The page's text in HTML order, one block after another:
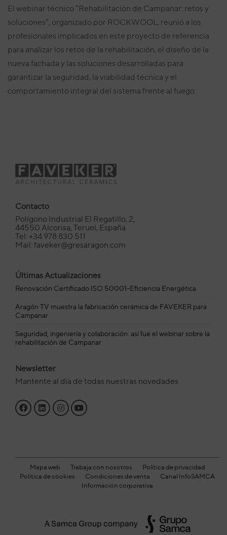
El webinar técnico “Rehabilitación de Campanar: retos y
soluciones”, organizado por ROCKWOOL, reunió a los
profesionales implicados en este proyecto de referencia
para analizar los retos de la rehabilitación, el diseño de la
nueva fachada y las soluciones desarrolladas para
garantizar la seguridad, la viabilidad técnica y el
comportamiento integral del sistema frente al fuego.
Contacto
Polígono Industrial El Regatillo, 2,
44550 Alcorisa, Teruel, España
Tel: +34 978 830 511
Mail: faveker@gresaragon.com
Últimas Actualizaciones
Renovación Certificado ISO 50001-Eficiencia Energética
Aragón TV muestra la fabricación cerámica de FAVEKER para
Campanar
Seguridad, ingeniería y colaboración: así fue el webinar sobre la
rehabilitación de Campanar
Newsletter
Mantente al día de todas nuestras novedades
Mapa web Trabaja con nosotros
Política de privacidad
Política de cookies
Condiciones de venta
Canal InfoSAMCA
Información corporativa